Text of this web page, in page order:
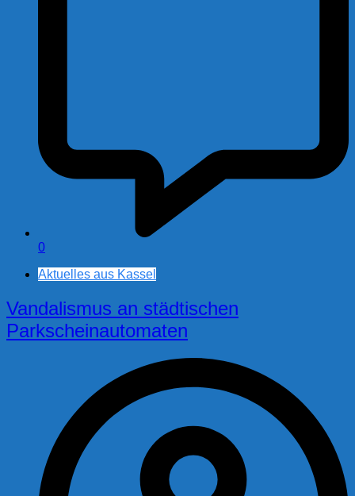
0
Aktuelles aus Kassel
Vandalismus an städtischen
Parkscheinautomaten